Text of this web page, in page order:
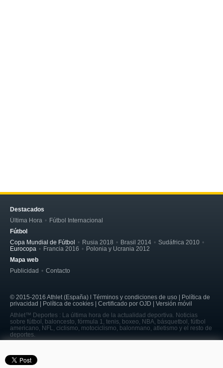
Destacados
Última Hora
Fútbol Internacional
Fútbol
Copa Mundial de Fútbol
Rusia 2018 Brasil 2014
Sudáfrica 2010
Eurocopa
Francia 2016
Polonia y Ucrania 2012
Mapa web
Publicidad
Contacto
© 2015-2016 Athlet (España) l Términos y condiciones de uso | Política de
privacidad | Política de cookies | Certificado por OJD | Versión móvil
Athlet™ Deportes : La última hora de la actualidad deportiva. Noticias
sobre fútbol, baloncesto, fórmula 1, tenis, boxeo, NBA, básquetbol, fútbol
americano, NFL, ciclismo, motociclismo, balonmano, atletismo y el resto de
deportes.